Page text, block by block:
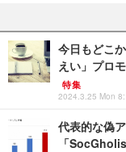
今日もどこ
えい」プロ
特集
2024.3.25 Mon
代表的な偽
「